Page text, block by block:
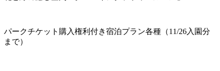
パークチケット購入権利付き宿泊プラン各種（11/26入園分
まで）